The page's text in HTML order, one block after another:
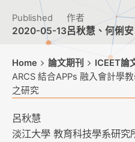
Published
2020-05-13
作者
呂秋慧、何俐安
Home 論文期刊 ICEET論
ARCS 結合APPs 融入會計學
之研究
呂秋慧
淡江大學 教育科技學系研究